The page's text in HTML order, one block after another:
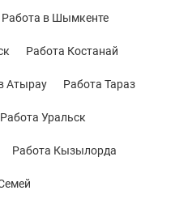
Работа в Шымкенте
Работа Костанай
Атырау Работа Тараз
Работа Уральск
Работа Кызылорда